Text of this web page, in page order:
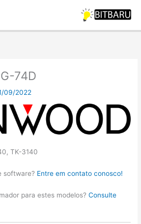
74D
09/2022
TK-3140
software? Entre em contato conosco!
para estes modelos?Consulte